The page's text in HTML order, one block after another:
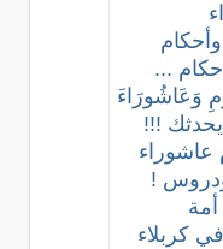
...
وَعَاشُورَاءَ
!!!
!
كربلاء